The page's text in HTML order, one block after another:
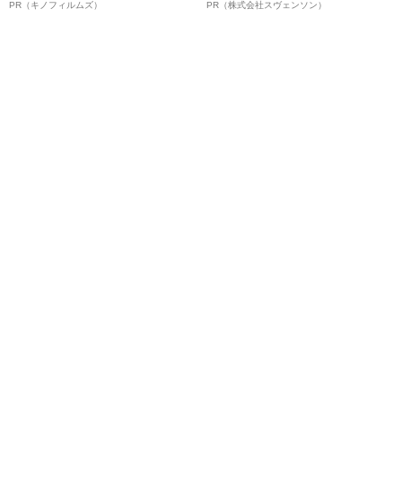
ボ》
PR（キノフィルムズ）
オイ”や“ベタつき”を解消す
PR（株式会社スヴェンソン）